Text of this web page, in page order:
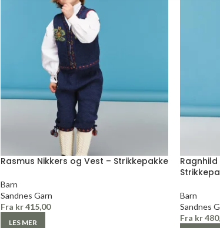
Rasmus Nikkers og Vest – Strikkepakke
Barn
Sandnes Garn
Fra kr415,00
LES MER
Barn
Sandnes
Fra kr